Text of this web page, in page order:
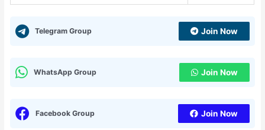
Telegram Group Join Now
WhatsApp Group Join Now
Facebook Group Join Now